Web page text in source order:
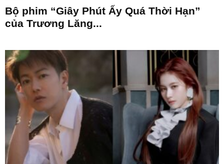
Bộ phim “Giây Phút Ấy Quá Thời Hạn”
của Trương Lăng...